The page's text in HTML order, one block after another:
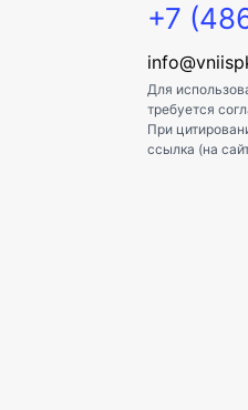
+7
Для
требуется
При
ссылка (на